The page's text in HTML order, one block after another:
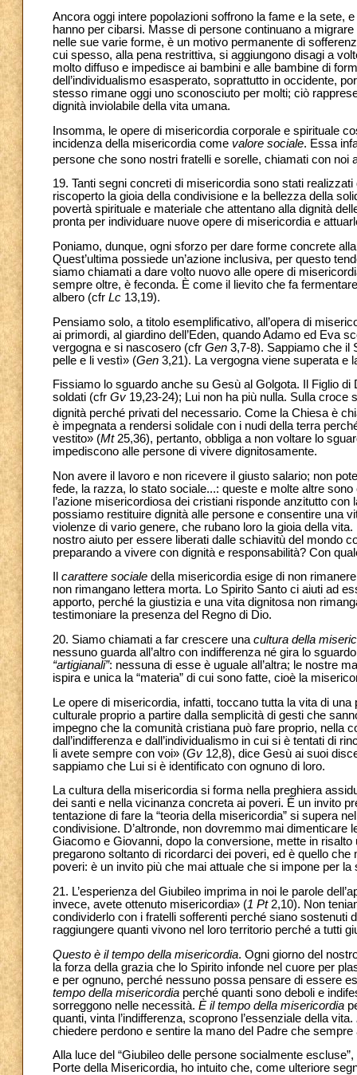
Ancora oggi intere popolazioni soffrono la fame e la sete,
hanno per cibarsi. Masse di persone continuano a
nelle sue varie forme, è un motivo permanente di
cui spesso, alla pena restrittiva, si aggiungono disagi a
molto diffuso e impedisce ai bambini e alle bambine di
dell’individualismo esasperato, soprattutto in occidente,
stesso rimane oggi uno sconosciuto per molti; ciò
dignità inviolabile della vita umana.
Insomma, le opere di misericordia corporale e spirituale
incidenza della misericordia come valore sociale. Essa
persone che sono nostri fratelli e sorelle, chiamati con noi
19. Tanti segni concreti di misericordia sono stati
riscoperto la gioia della condivisione e la bellezza della
povertà spirituale e materiale che attentano alla dignità
pronta per individuare nuove opere di misericordia e
Poniamo, dunque, ogni sforzo per dare forme concrete
Quest’ultima possiede un’azione inclusiva, per questo
siamo chiamati a dare volto nuovo alle opere di
sempre oltre, è feconda. È come il lievito che fa
albero (cfr Lc 13,19).
Pensiamo solo, a titolo esemplificativo, all’opera di
ai primordi, al giardino dell’Eden, quando Adamo ed Eva
vergogna e si nascosero (cfr Gen 3,7-8). Sappiamo che il
pelle e li vestì» (Gen 3,21). La vergogna viene superata e
Fissiamo lo sguardo anche su Gesù al Golgota. Il Figlio
soldati (cfr Gv 19,23-24); Lui non ha più nulla. Sulla croce
dignità perché privati del necessario. Come la Chiesa è
è impegnata a rendersi solidale con i nudi della terra
vestito» (Mt25,36), pertanto, obbliga a non voltare lo
impediscono alle persone di vivere dignitosamente.
Non avere il lavoro e non ricevere il giusto salario; non
fede, la razza, lo stato sociale...: queste e molte altre
l’azione misericordiosa dei cristiani risponde anzitutto
possiamo restituire dignità alle persone e consentire una
violenze di vario genere, che rubano loro la gioia della
nostro aiuto per essere liberati dalle schiavitù del mondo
preparando a vivere con dignità e responsabilità? Con
carattere sociale della misericordia esige di non
non rimangano lettera morta. Lo Spirito Santo ci aiuti ad
apporto, perché la giustizia e una vita dignitosa non
testimoniare la presenza del Regno di Dio.
20. Siamo chiamati a far crescere una cultura della
nessuno guarda all’altro con indifferenza né gira lo
“artigianali”: nessuna di esse è uguale all’altra; le nostre
ispira e unica la “materia” di cui sono fatte, cioè la
Le opere di misericordia, infatti, toccano tutta la vita di
culturale proprio a partire dalla semplicità di gesti che
impegno che la comunità cristiana può fare proprio, nella
dall’indifferenza e dall’individualismo in cui si è tentati di
li avete sempre con voi» (Gv 12,8), dice Gesù ai suoi
sappiamo che Lui si è identificato con ognuno di loro.
La cultura della misericordia si forma nella preghiera
dei santi e nella vicinanza concreta ai poveri. È un invito
tentazione di fare la “teoria della misericordia” si supera
condivisione. D’altronde, non dovremmo mai dimenticare
Giacomo e Giovanni, dopo la conversione, mette in
pregarono soltanto di ricordarci dei poveri, ed è quello
poveri: è un invito più che mai attuale che si impone per
21. L’esperienza del Giubileo imprima in noi le parole
invece, avete ottenuto misericordia» (1 Pt2,10). Non
condividerlo con i fratelli sofferenti perché siano sostenuti
raggiungere quanti vivono nel loro territorio perché a tutti
Questo è il tempo della misericordia. Ogni giorno del
la forza della grazia che lo Spirito infonde nel cuore per
e per ognuno, perché nessuno possa pensare di essere
tempo della misericordia perché quanti sono deboli e
sorreggono nelle necessità. È il tempo della misericordia
quanti, vinta l’indifferenza, scoprono l’essenziale della vita.
chiedere perdono e sentire la mano del Padre che
Alla luce del “Giubileo delle persone socialmente
Porte della Misericordia, ho intuito che, come ulteriore